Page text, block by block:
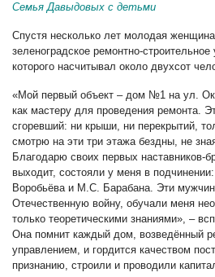
Семья Давыдовых с детьми
Спустя несколько лет молодая
зеленоградское ремонтно-
которого насчитывал около двухсот
«Мой первый объект – дом №1 на ул.
как мастеру для проведения ремонта.
сгоревший: ни крыши, ни перекрытий,
смотрю на эти три этажа бездны, не
Благодарю своих первых наставников-
выходит, состояли у меня в
Воробьёва и М.С. Барабана. Эти
Отечественную войну, обучали меня
только теоретическими знаниями», –
Она помнит каждый дом, возведённый
управлением, и гордится качеством
признанию, строили и проводили